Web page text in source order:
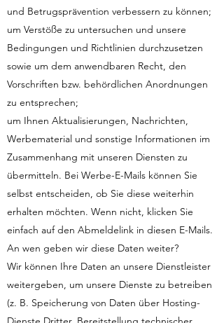
und Betrugsprävention verbessern zu können;
um Verstöße zu untersuchen und unsere
Bedingungen und Richtlinien durchzusetzen
sowie um dem anwendbaren Recht, den
Vorschriften bzw. behördlichen Anordnungen
zu entsprechen;
um Ihnen Aktualisierungen, Nachrichten,
Werbematerial und sonstige Informationen im
Zusammenhang mit unseren Diensten zu
übermitteln. Bei Werbe-E-Mails können Sie
selbst entscheiden, ob Sie diese weiterhin
erhalten möchten. Wenn nicht, klicken Sie
einfach auf den Abmeldelink in diesen E-Mails.
An wen geben wir diese Daten weiter?
Wir können Ihre Daten an unsere Dienstleister
weitergeben, um unsere Dienste zu betreiben
(z. B. Speicherung von Daten über Hosting-